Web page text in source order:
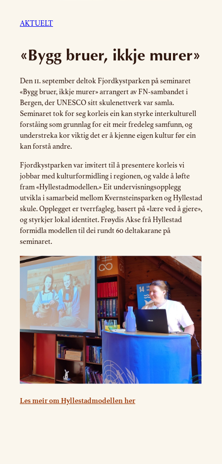
AKTUELT
«Bygg bruer, ikkje murer»
Den 11. september deltok Fjordkystparken på seminaret
«Bygg bruer, ikkje murer» arrangert av FN-sambandet i
Bergen, der UNESCO sitt skulenettverk var samla.
Seminaret tok for seg korleis ein kan styrke interkulturell
forståing som grunnlag for eit meir fredeleg samfunn, og
understreka kor viktig det er å kjenne eigen kultur før ein
kan forstå andre.
Fjordkystparken var invitert til å presentere korleis vi
jobbar med kulturformidling i regionen, og valde å løfte
fram «Hyllestadmodellen.» Eit undervisningsopplegg
utvikla i samarbeid mellom Kvernsteinsparken og Hyllestad
skule. Opplegget er tverrfagleg, basert på «lære ved å gjere»,
og styrkjer lokal identitet. Frøydis Akse frå Hyllestad
formidla modellen til dei rundt 60 deltakarane på
seminaret.
Les meir om Hyllestadmodellen her